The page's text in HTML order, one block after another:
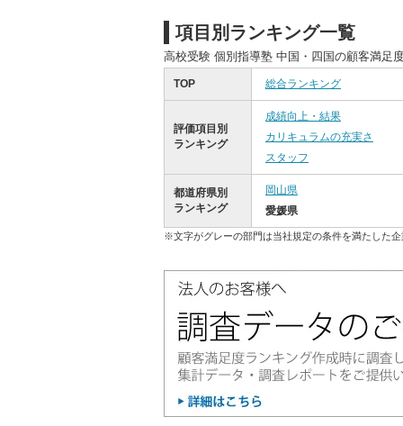
項目別ランキング一覧
高校受験 個別指導塾 中国・四国の顧客満足
TOP 総合ランキング
評価項目別
ランキング
成績向上・結果
カリキュラムの充実さ
スタッフ
都道府県別
ランキング
岡山県
愛媛県
※文字がグレーの部門は当社規定の条件を満たした企